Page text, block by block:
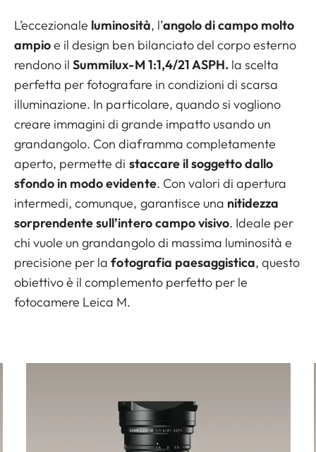
L’eccezionale luminosità, l’angolo di campo molto
ampioe il design ben bilanciato del corpo esterno
rendono ilSummilux-M 1:1,4/21 ASPH. la scelta
perfetta per fotografare in condizioni di scarsa
illuminazione. In particolare, quando si vogliono
creare immagini di grande impatto usando un
grandangolo. Con diaframma completamente
aperto, permette di staccare il soggetto dallo
sfondo in modo evidente. Con valori di apertura
intermedi, comunque, garantisce una nitidezza
sorprendente sull’intero campo visivo. Ideale per
chi vuole un grandangolo di massima luminosità e
precisione per lafotografia paesaggistica, questo
obiettivo è il complemento perfetto per le
fotocamere Leica M.